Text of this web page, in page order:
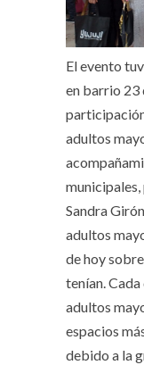
El evento
en barrio 23
adultos
Sandra
adultos
de hoy
tenían.
adultos
espacios
debido a la